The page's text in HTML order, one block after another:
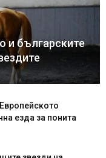
и българските
езда за понита